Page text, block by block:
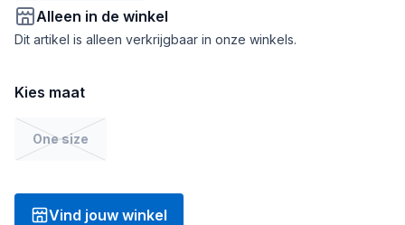
Alleen in de winkel
Dit artikel is alleen verkrijgbaar in onze winkels.
Kies maat
One size
Vind jouw winkel